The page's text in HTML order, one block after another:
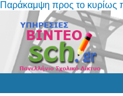
Παράκαμψη προς το κυρίως